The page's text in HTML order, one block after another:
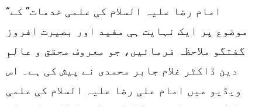
“امام رضا علیہ السلام کی علمی خدمات” کے
موضوع پر ایک نہایت ہی مفید اور بصیرت افروز
گفتگو ملاحظہ فرمائیں، جو معروف محقق و عالمِ
دین ڈاکٹر غلام جابر محمدی نے پیش کی ہے۔ اس
ویڈیو میں امام علی رضا علیہ السلام کی علمی